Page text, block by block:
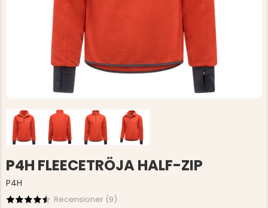
P4H FLEECETRÖJA HALF-ZIP
P4H
Recensioner (9)